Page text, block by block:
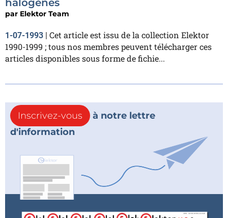
halogènes
par Elektor Team
1-07-1993
Cet article est issu de la collection Elektor
1990-1999 ; tous nos membres peuvent télécharger ces
articles disponibles sous forme de fichie...
Inscrivez-vous
à notre lettre
d'information